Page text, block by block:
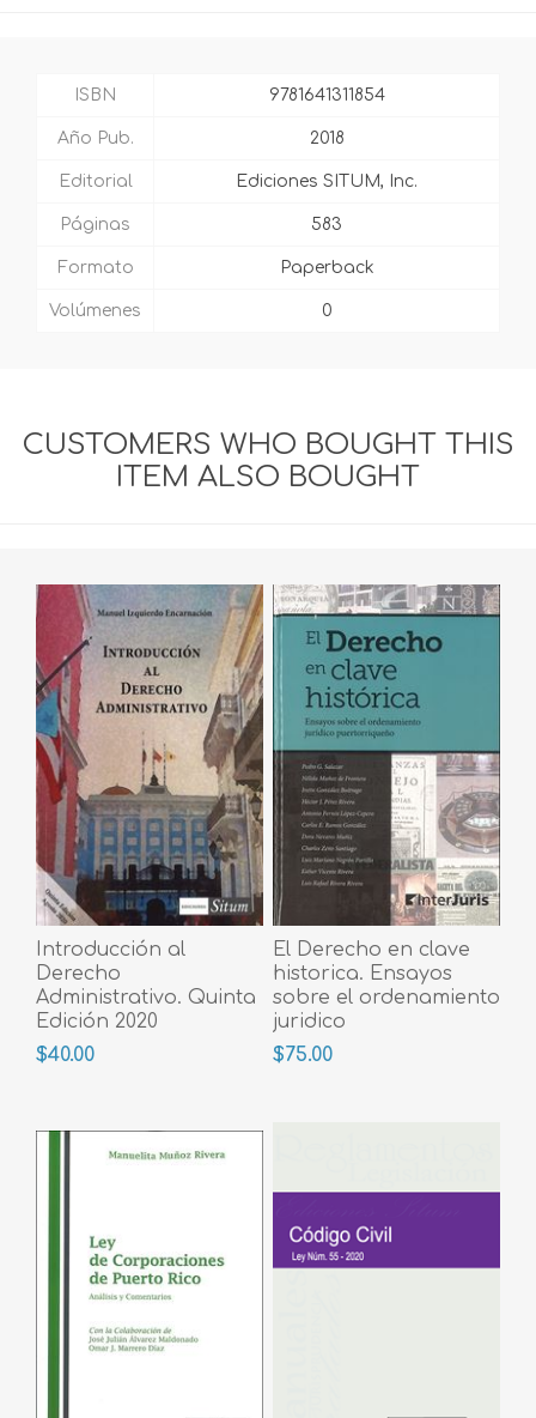
ISBN 9781641311854
Año Pub. 2018
Editorial Ediciones SITUM, Inc.
Páginas 583
Formato Paperback
Volúmenes 0
CUSTOMERS WHO BOUGHT THIS
ITEM ALSO BOUGHT
Introducción al
Derecho
Administrativo. Quinta
Edición 2020
$40.00
El Derecho en clave
historica. Ensayos
sobre el ordenamiento
juridico
puertorriqueño
$75.00